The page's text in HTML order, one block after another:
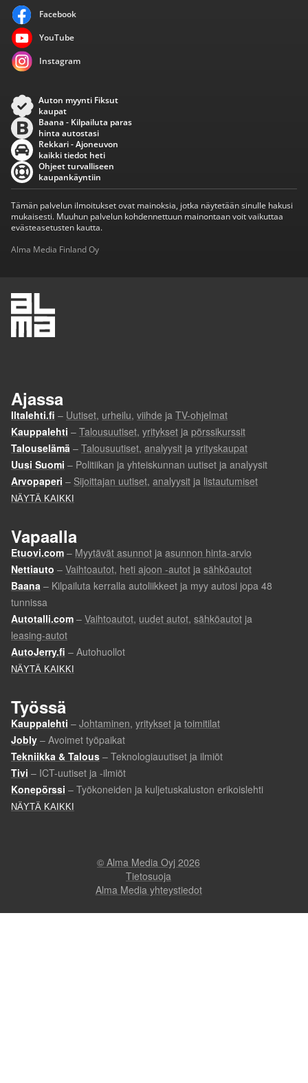
Facebook
YouTube
Instagram
Auton myynti Fiksut
kaupat
Baana - Kilpailuta paras
hinta autostasi
Rekkari - Ajoneuvon
kaikki tiedot heti
Ohjeet turvalliseen
kaupankäyntiin
Tämän palvelun ilmoitukset ovat mainoksia, jotka näytetään sinulle hakusi
mukaisesti. Muuhun palvelun kohdennettuun mainontaan voit vaikuttaa
evästeasetusten kautta.
Alma Media Finland Oy